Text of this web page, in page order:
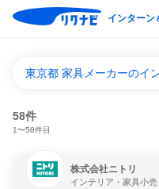
インターン
東京都 家具メーカーのイ
58件
1〜58件目
株式会社ニトリ
インテリア・家具小売